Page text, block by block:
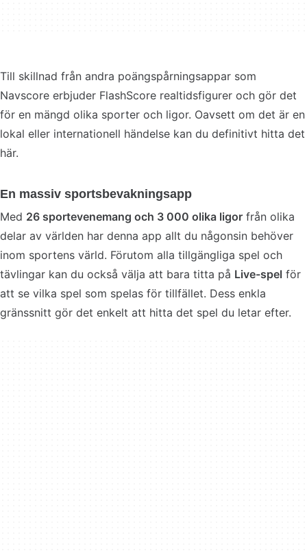
Till skillnad från andra poängspårningsappar som
Navscore erbjuder FlashScore realtidsfigurer och gör det
för en mängd olika sporter och ligor. Oavsett om det är en
lokal eller internationell händelse kan du definitivt hitta det
här.
En massiv sportsbevakningsapp
Med 26 sportevenemang och 3 000 olika ligor från olika
delar av världen har denna app allt du någonsin behöver
inom sportens värld. Förutom alla tillgängliga spel och
tävlingar kan du också välja att bara titta på Live-spel för
att se vilka spel som spelas för tillfället. Dess enkla
gränssnitt gör det enkelt att hitta det spel du letar efter.